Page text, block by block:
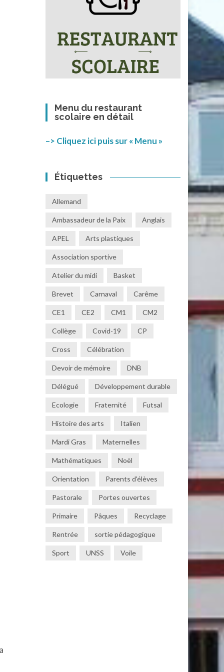
Menu du restaurant
scolaire en détail
–> Cliquez ici puis sur « Menu »
Étiquettes
Allemand
Ambassadeur de la Paix Anglais
APEL Arts plastiques
Association sportive
Atelier du midi Basket
Brevet Carnaval Carême
CE1 CE2 CM1 CM2
Collège Covid-19 CP
Cross Célébration
Devoir de mémoire DNB
Délégué Développement durable
Ecologie Fraternité Futsal
Histoire des arts Italien
Mardi Gras Maternelles
Mathématiques Noël
Orientation Parents d'élèves
Pastorale Portes ouvertes
Primaire Pâques Recyclage
Rentrée sortie pédagogique
Sport UNSS Voile